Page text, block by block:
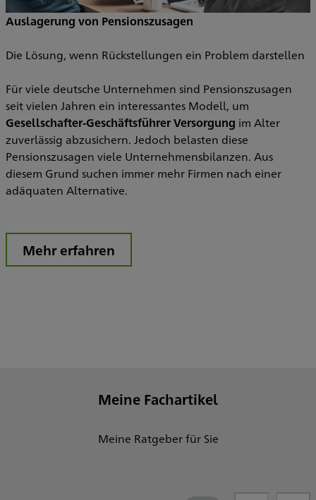
Auslagerung von Pensionszusagen
Die Lösung, wenn Rückstellungen ein Problem darstellen
Für viele deutsche Unternehmen sind Pensionszusagen
seit vielen Jahren ein interessantes Modell, um
Gesellschafter-Geschäftsführer Versorgung im Alter
zuverlässig abzusichern. Jedoch belasten diese
Pensionszusagen viele Unternehmensbilanzen. Aus
diesem Grund suchen immer mehr Firmen nach einer
adäquaten Alternative.
Mehr erfahren
Meine Fachartikel
Meine Ratgeber für Sie